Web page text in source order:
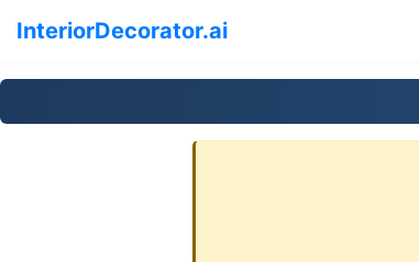
InteriorDecorator.ai